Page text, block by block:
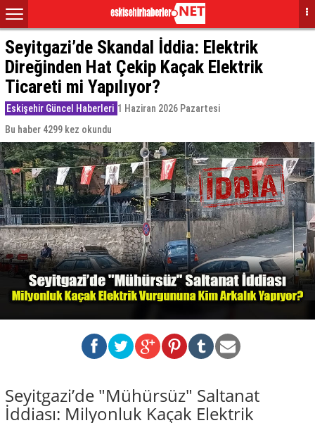
Seyitgazi’de Skandal İddia: Elektrik
Direğinden Hat Çekip Kaçak Elektrik
Ticareti mi Yapılıyor?
Eskişehir Güncel Haberleri 1 Haziran 2026 Pazartesi
Bu haber 4299 kez okundu
Seyitgazi’de "Mühürsüz" Saltanat
İddiası: Milyonluk Kaçak Elektrik